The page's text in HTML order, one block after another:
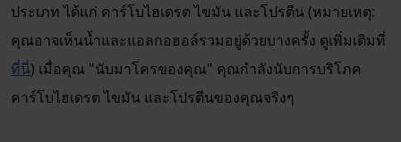
ประเภท ได้แก่ คาร์โบไฮเดรต ไขมัน และโปรตีน (หมายเหตุ:
คุณอาจเห็นน้ำและแอลกอฮอล์รวมอยู่ด้วยบางครั้ง ดูเพิ่มเติมที่
ที่นี่) เมื่อคุณ "นับมาโครของคุณ" คุณกำลังนับการบริโภค
คาร์โบไฮเดรต ไขมัน และโปรตีนของคุณจริงๆ